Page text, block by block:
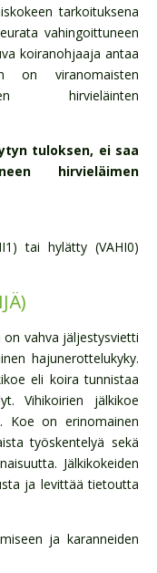
tarkoituksena
vahingoittuneen
koiranohjaaja antaa
on viranomaisten
hirvieläinten
tuloksen, ei saa
hirvieläimen
tai hylätty (VAHI0)
vahva jäljestysvietti
hajunerottelukyky.
eli koira tunnistaa
Vihikoirien jälkikoe
Koe on erinomainen
työskentelyä sekä
Jälkikokeiden
ja levittää tietoutta
ja karanneiden